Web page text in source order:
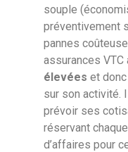
souple
préventivement
pannes
assurances VTC
élevées et
sur son activité.
prévoir ses
réservant
d’affaires pour